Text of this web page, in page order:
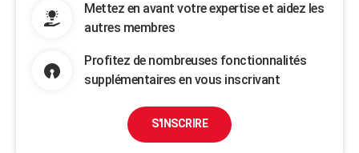
Mettez en avant votre expertise et aidez les
autres membres
Profitez de nombreuses fonctionnalités
supplémentaires en vous inscrivant
S'INSCRIRE